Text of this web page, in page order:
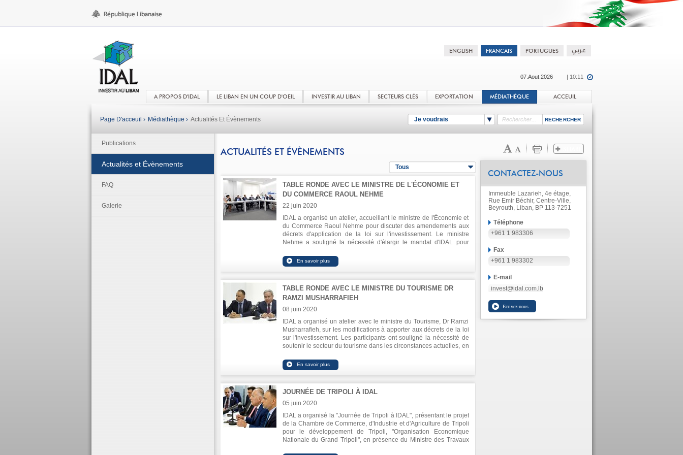
07.Aout.2026 | 10:11
A PROPOS D'IDAL LE LIBAN EN UN COUP D'OEIL INVESTIR AU LIBAN SECTEURS CLÉS EXPORTATION MÉDIATHÈQUE ACCEUIL
Je voudrais
Page D'acceuil › Médiathèque › Actualités Et Évènements
Publications
Actualités et Évènements
FAQ
Galerie
ACTUALITÉS ET ÉVÈNEMENTS
Tous
TABLE RONDE AVEC LE MINISTRE DE L'ÉCONOMIE ET
DU COMMERCE RAOUL NEHME
22 juin 2020
IDAL a organisé un atelier, accueillant le ministre de l'Économie et
du Commerce Raoul Nehme pour discuter des amendements aux
décrets d'application de la loi sur l'investissement. Le ministre
Nehme a souligné la nécessité d'élargir le mandat d'IDAL pour
Mazen Soueid, a déclaré que la meilleure chose que le
gouvernement puisse faire est de faciliter le travail des
TABLE RONDE AVEC LE MINISTRE DU TOURISME DR
RAMZI MUSHARRAFIEH
08 juin 2020
IDAL a organisé un atelier avec le ministre du Tourisme, Dr Ramzi
Musharrafieh, sur les modifications à apporter aux décrets de la loi
sur l'investissement. Les participants ont souligné la nécessité de
soutenir le secteur du tourisme dans les circonstances actuelles, en
JOURNÉE DE TRIPOLI À IDAL
05 juin 2020
IDAL a organisé la "Journée de Tripoli à IDAL", présentant le projet
de la Chambre de Commerce, d'Industrie et d'Agriculture de Tripoli
pour le développement de Tripoli, "Organisation Economique
Nationale du Grand Tripoli", en présence du Ministre des Travaux
CONTACTEZ-NOUS
Immeuble Lazarieh, 4e étage,
Rue Emir Béchir, Centre-Ville,
Beyrouth, Liban, BP 113-7251
Téléphone
+961 1 983306
Fax
+961 1 983302
E-mail
invest@idal.com.lb